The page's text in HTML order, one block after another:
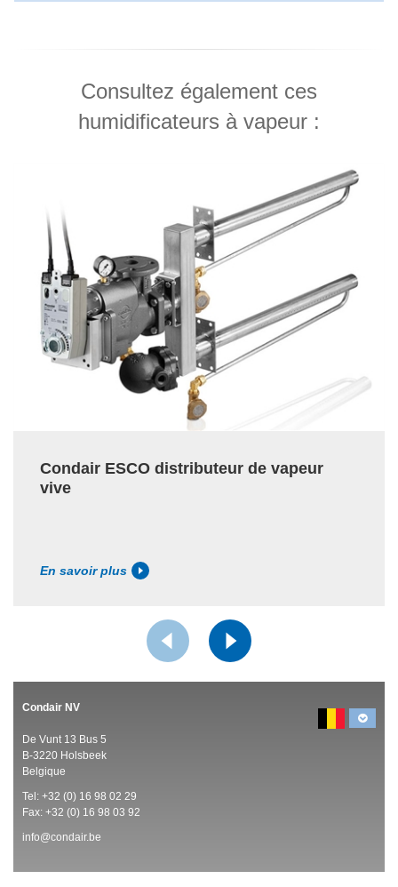
Consultez également ces
humidificateurs à vapeur :
Condair ESCO distributeur de vapeur
vive
En savoir plus
Condair NV
De Vunt 13 Bus 5
B-3220 Holsbeek
Belgique
Tel: +32 (0) 16 98 02 29
Fax: +32 (0) 16 98 03 92
info@condair.be